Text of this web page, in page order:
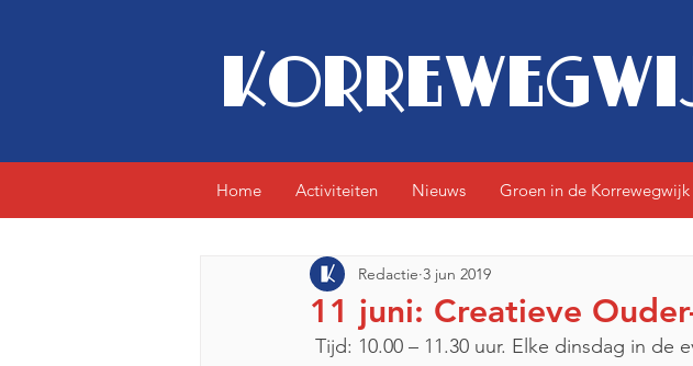
Home Activiteiten Nieuws Groen in de Korrewegwijk
11 juni: Creatieve
Redactie 3 jun 2019